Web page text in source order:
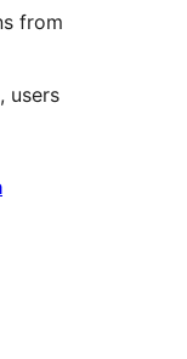
from
users